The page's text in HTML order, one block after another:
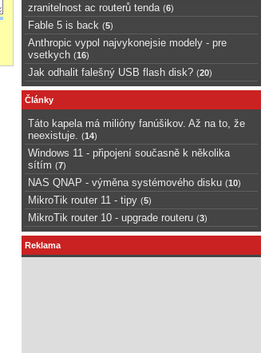
zranitelnost ac routerů tenda (6)
Fable 5 is back (5)
Anthropic vypol najvykonejsie modely - pre
vsetkych (16)
Jak odhalit falešný USB flash disk? (20)
Články
Táto kapela má milióny fanúšikov. Až na to, že
neexistuje.
(14)
Windows 11 - připojení současně k několika
sítím (7)
NAS QNAP - výměna systémového disku (10)
MikroTik router 11 - tipy (5)
MikroTik router 10 - upgrade routeru (3)
Reklama